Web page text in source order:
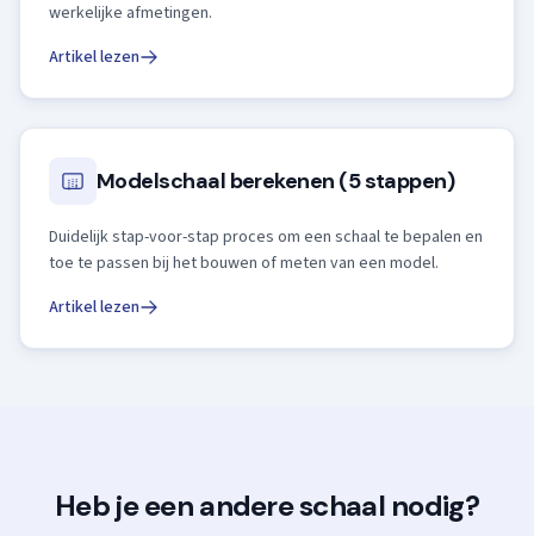
werkelijke afmetingen.
Artikel lezen
Modelschaal berekenen (5 stappen)
Duidelijk stap-voor-stap proces om een schaal te bepalen en
toe te passen bij het bouwen of meten van een model.
Artikel lezen
Heb je een andere schaal nodig?